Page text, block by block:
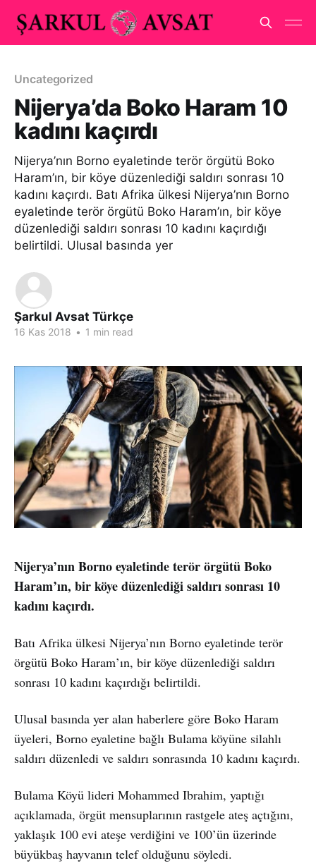
Uncategorized
Nijerya’da Boko Haram 10
kadını kaçırdı
Nijerya’nın Borno eyaletinde terör örgütü Boko
Haram’ın, bir köye düzenlediği saldırı sonrası 10
kadını kaçırdı. Batı Afrika ülkesi Nijerya’nın Borno
eyaletinde terör örgütü Boko Haram’ın, bir köye
düzenlediği saldırı sonrası 10 kadını kaçırdığı
belirtildi. Ulusal basında yer
Şarkul Avsat Türkçe
16 Kas 2018 • 1 min read
Nijerya’nın Borno eyaletinde terör örgütü Boko
Haram’ın, bir köye düzenlediği saldırı sonrası 10
kadını kaçırdı.
Batı Afrika ülkesi Nijerya’nın Borno eyaletinde terör
örgütü Boko Haram’ın, bir köye düzenlediği saldırı
sonrası 10 kadını kaçırdığı belirtildi.
Ulusal basında yer alan haberlere göre Boko Haram
üyeleri, Borno eyaletine bağlı Bulama köyüne silahlı
saldırı düzenledi ve saldırı sonrasında 10 kadını kaçırdı.
Bulama Köyü lideri Mohammed Ibrahim, yaptığı
açıklamada, örgüt mensuplarının rastgele ateş açtığını,
yaklaşık 100 evi ateşe verdiğini ve 100’ün üzerinde
büyükbaş hayvanın telef olduğunu söyledi.